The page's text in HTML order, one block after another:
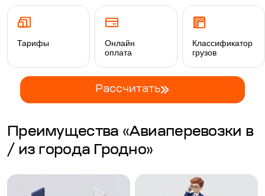
Тарифы
Онлайн
оплата
Классификатор
грузов
Рассчитать
Преимущества «Авиаперевозки в
/ из города Гродно»